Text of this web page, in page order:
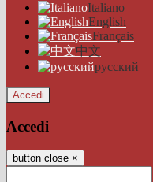
Italiano
English
Français
中文
русский
Accedi
Accedi
button close ×